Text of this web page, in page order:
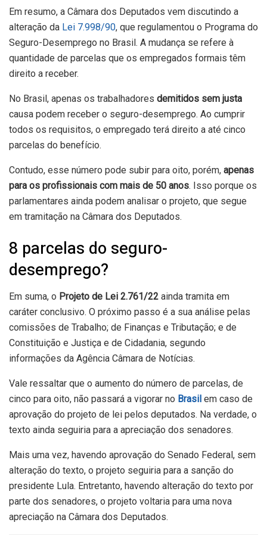
Em resumo, a Câmara dos Deputados vem discutindo a
alteração da Lei 7.998/90, que regulamentou o Programa do
Seguro-Desemprego no Brasil. A mudança se refere à
quantidade de parcelas que os empregados formais têm
direito a receber.
No Brasil, apenas os trabalhadores demitidos sem justa
causa podem receber o seguro-desemprego. Ao cumprir
todos os requisitos, o empregado terá direito a até cinco
parcelas do benefício.
Contudo, esse número pode subir para oito, porém, apenas
para os profissionais com mais de 50 anos. Isso porque os
parlamentares ainda podem analisar o projeto, que segue
em tramitação na Câmara dos Deputados.
8 parcelas do seguro-
desemprego?
Em suma, o Projeto de Lei 2.761/22 ainda tramita em
caráter conclusivo. O próximo passo é a sua análise pelas
comissões de Trabalho; de Finanças e Tributação; e de
Constituição e Justiça e de Cidadania, segundo
informações da Agência Câmara de Notícias.
Vale ressaltar que o aumento do número de parcelas, de
cinco para oito, não passará a vigorar no Brasil em caso de
aprovação do projeto de lei pelos deputados. Na verdade, o
texto ainda seguiria para a apreciação dos senadores.
Mais uma vez, havendo aprovação do Senado Federal, sem
alteração do texto, o projeto seguiria para a sanção do
presidente Lula. Entretanto, havendo alteração do texto por
parte dos senadores, o projeto voltaria para uma nova
apreciação na Câmara dos Deputados.